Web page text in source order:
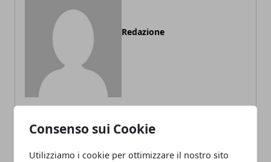
Consenso sui Cookie
Utilizziamo i cookie per ottimizzare il nostro sito
Redazione